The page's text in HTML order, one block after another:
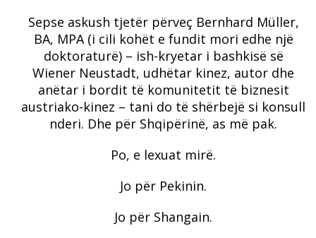
Sepse askush tjetër përveç Bernhard Müller,
BA, MPA (i cili kohët e fundit mori edhe një
doktoraturë) – ish-kryetar i bashkisë së
Wiener Neustadt, udhëtar kinez, autor dhe
anëtar i bordit të komunitetit të biznesit
austriako-kinez – tani do të shërbejë si konsull
nderi. Dhe për Shqipërinë, as më pak.
Po, e lexuat mirë.
Jo për Pekinin.
Jo për Shangain.